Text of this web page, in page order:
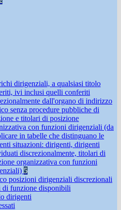
dirigenziali, a qualsiasi titolo
ivi inclusi quelli conferiti
dall'organo di indirizzo
senza procedure pubbliche di
e titolari di posizione
con funzioni dirigenziali (da
in tabelle che distinguano le
situazioni: dirigenti, dirigenti
discrezionalmente, titolari di
organizzativa con funzioni
5
posizioni dirigenziali discrezionali
di funzione disponibili
dirigenti